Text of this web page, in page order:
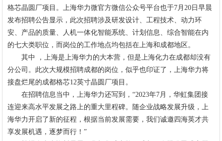
格芯晶圆厂项目。上海华力微官方微信公众号平台也于7月20日早晨
发布招聘公告显示，此次招聘涉及研发设计、工程技术、动力环
安、产品的质量、人机一体化智能系统、计划信息、综合智能在内
的七大类职位，而岗位的工作地点均包括在上海和成都地区。
其中 ，上海是上海华力的大本营，但是上海化力在成都却没有
分公司。此次大规模招聘成都的岗位，似乎也印证了，上海华力将
接盘烂尾的成都格芯12英寸晶圆厂项目。
在招聘信息当中，上海华力还写到，“2023年7月，华虹集团接
连迎来高水平发展之路上的重大里程碑。随企业战略发展升级，上
海华力开启了新的征程，根据当前发展需要，我们诚邀四海英才共
享发展机遇，逐梦而行！”